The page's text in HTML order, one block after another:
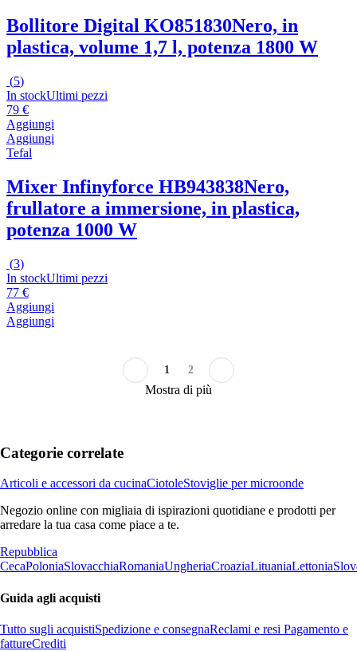
Bollitore Digital KO851830Nero, in
plastica, volume 1,7 l, potenza 1800 W
(5)
In stockUltimi pezzi
79 €
Aggiungi
Aggiungi
Tefal
Mixer Infinyforce HB943838Nero,
frullatore a immersione, in plastica,
potenza 1000 W
(3)
In stockUltimi pezzi
77 €
Aggiungi
Aggiungi
1 2
Mostra di più
Categorie correlate
Articoli e accessori da cucinaCiotoleStoviglie per microonde
Negozio online con migliaia di ispirazioni quotidiane e prodotti per
arredare la tua casa come piace a te.
Repubblica
CecaPoloniaSlovacchiaRomaniaUngheriaCroaziaLituaniaLettonia
Guida agli acquisti
Tutto sugli acquistiSpedizione e consegnaReclami e resi Pagamento e
fattureCrediti